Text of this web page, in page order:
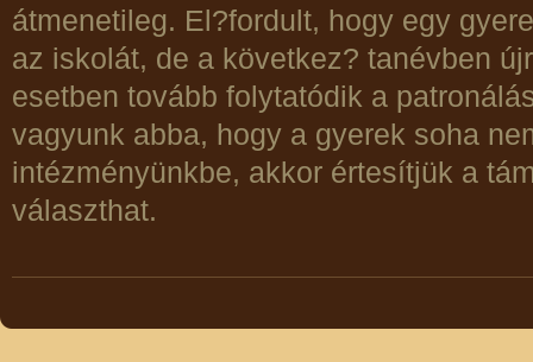
átmenetileg. El?fordult, hogy egy
az iskolát, de a következ? tanévben
esetben tovább folytatódik a
vagyunk abba, hogy a gyerek soha
intézményünkbe, akkor értesítjük a
választhat.